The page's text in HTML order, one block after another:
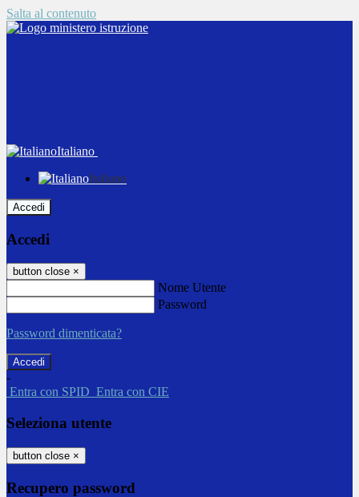
Salta al contenuto
Italiano
Italiano
Accedi
Accedi
button close ×
Nome Utente
Password
Password dimenticata?
-
Entra con SPID Entra con CIE
Seleziona utente
button close ×
Recupero password